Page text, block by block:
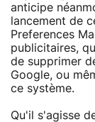
anticipe
lancement de
Preferences
publicitaires,
de supprimer
Google, ou
ce système.
Qu'il s'agisse